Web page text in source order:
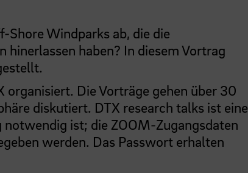
Shore Windparks ab, die die
haben? In diesem Vortrag
Die Vorträge gehen über 30
diskutiert. DTX research talks ist eine
ist; die ZOOM-Zugangsdaten
werden. Das Passwort erhalten